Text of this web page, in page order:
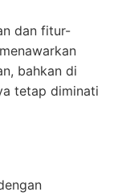
dan fitur-
bahkan di
tetap diminati